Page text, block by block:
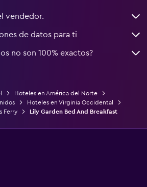
vendedor.
de datos para ti
no son 100% exactos?
Hoteles en América del Norte
Hoteles en Virginia Occidental
Ferry
Lily Garden Bed And Breakfast